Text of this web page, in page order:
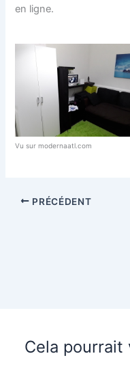
en ligne.
Vu sur modernaatl.com
PRÉCÉDENT
Cela pourrait